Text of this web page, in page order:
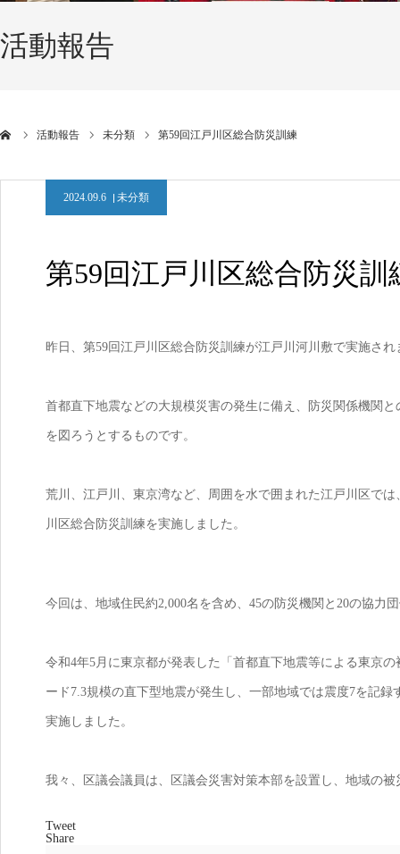
活動報告
活動報告 未分類 第59回江戸川区総合防災訓練
2024.09.6 未分類
第59回江戸川区総合防災訓
昨日、第59回江戸川区総合防災訓練が江戸川河川敷で実施され
首都直下地震などの大規模災害の発生に備え、防災関係機関
を図ろうとするものです。
荒川、江戸川、東京湾など、周囲を水で囲まれた江戸川区で
川区総合防災訓練を実施しました。
今回は、地域住民約2,000名を含め、45の防災機関と20の協力
令和4年5月に東京都が発表した「首都直下地震等による東京
ード7.3規模の直下型地震が発生し、一部地域では震度7を記
実施しました。
我々、区議会議員は、区議会災害対策本部を設置し、地域の
Tweet
Share